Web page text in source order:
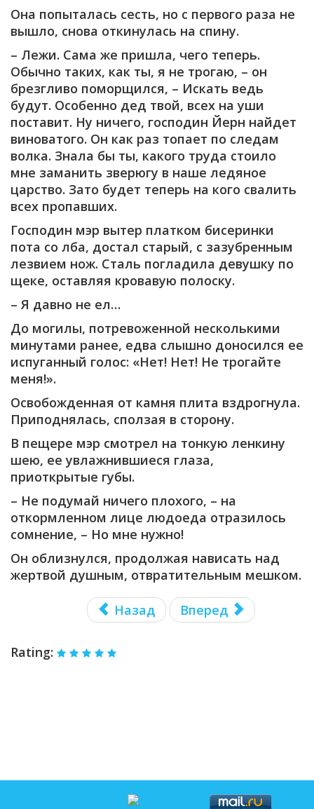
Она попыталась сесть, но с первого раза не
вышло, снова откинулась на спину.
– Лежи. Сама же пришла, чего теперь.
Обычно таких, как ты, я не трогаю, – он
брезгливо поморщился, – Искать ведь
будут. Особенно дед твой, всех на уши
поставит. Ну ничего, господин Йерн найдет
виноватого. Он как раз топает по следам
волка. Знала бы ты, какого труда стоило
мне заманить зверюгу в наше ледяное
царство. Зато будет теперь на кого свалить
всех пропавших.
Господин мэр вытер платком бисеринки
пота со лба, достал старый, с зазубренным
лезвием нож. Сталь погладила девушку по
щеке, оставляя кровавую полоску.
– Я давно не ел…
До могилы, потревоженной несколькими
минутами ранее, едва слышно доносился ее
испуганный голос: «Нет! Нет! Не трогайте
меня!».
Освобожденная от камня плита вздрогнула.
Приподнялась, сползая в сторону.
В пещере мэр смотрел на тонкую ленкину
шею, ее увлажнившиеся глаза,
приоткрытые губы.
– Не подумай ничего плохого, – на
откормленном лице людоеда отразилось
сомнение, – Но мне нужно!
Он облизнулся, продолжая нависать над
жертвой душным, отвратительным мешком.
Назад Вперед
Rating: